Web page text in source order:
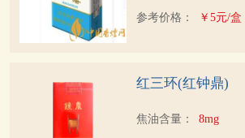
参考价格： ￥5元/盒
红三环(红钟鼎)
焦油含量： 8mg